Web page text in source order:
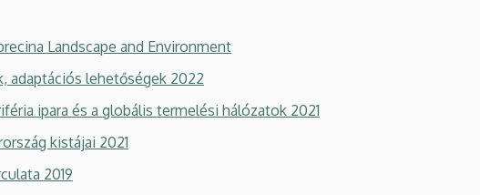
Landscape and Environment
adaptációs lehetőségek 2022
ipara és a globális termelési hálózatok 2021
kistájai 2021
2019